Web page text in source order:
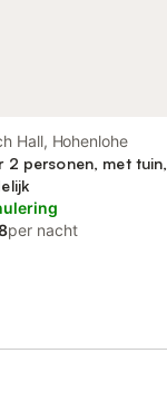
Hall, Hohenlohe
2 personen, met tuin,
per nacht